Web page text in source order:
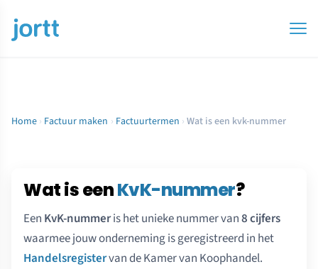
Home › Factuur maken › Factuurtermen › Wat is een kvk-nummer
Wat is eenKvK-nummer?
Een KvK-nummeris het unieke nummer van8 cijfers
waarmee jouw onderneming is geregistreerd in het
Handelsregistervan de Kamer van Koophandel.